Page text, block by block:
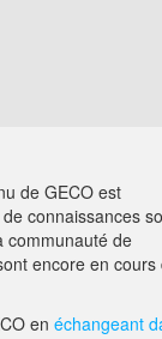
de GECO est
connaissances
communauté de
encore en cours
en échangeant